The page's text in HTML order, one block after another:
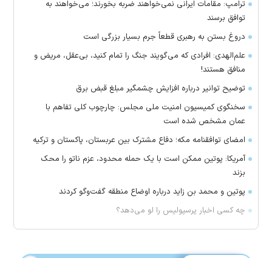
ترامپ: مقامات ایرانی نمی‌خواهند ضربه بخورند؛ می‌خواهند به
توافق برسند
دروغ بستن به رهبری قطعاً جرم بسیار بزرگی است
علم‌الهدی: افرادی که می‌گویند جنگ را تمام کنید، بی‌عقل، مریض و
منافق هستند!
توضیح توانیر درباره افزایش چشمگیر مبلغ قبض برق
سخنگوی کمیسیون امنیت ملی مجلس: چارچوب کلی تفاهم با
عمان مشخص شده است
امضای توافقنامه مکه؛ دفاع مشترک بین عربستان، پاکستان و ترکیه
آمریکا: پوتین ممکن است با یک حمله محدود، عزم ناتو را محک
بزند
پوتین و محمد بن زاید درباره اوضاع منطقه گفت‌وگو کردند
چه کسی اخبار پرسپولیس را لو می‌دهد؟